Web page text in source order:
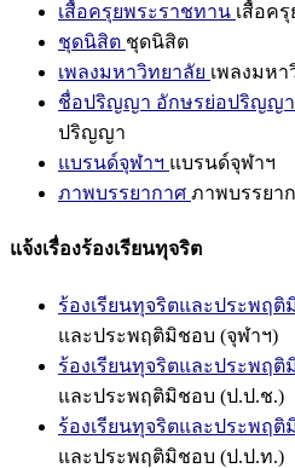
เสื้อครุยพระราชทาน เสื้อค
ชุดนิสิต ชุดนิสิต
เพลงมหาวิทยาลัย เพลงมหา
ชื่อปริญญา อักษรย่อปริญญา
ปริญญา
แบรนด์จุฬาฯ แบรนด์จุฬาฯ
ภาพบรรยากาศ ภาพบรรยา
แจ้งเรื่องร้องเรียนทุจริต
ร้องเรียนทุจริตและประพฤติ
และประพฤติมิชอบ (จุฬาฯ)
ร้องเรียนทุจริตและประพฤติ
และประพฤติมิชอบ (ป.ป.ช.)
ร้องเรียนทุจริตและประพฤติ
และประพฤติมิชอบ (ป.ป.ท.)